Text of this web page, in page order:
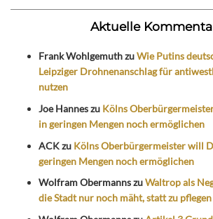
Aktuelle
Frank WohlgemuthzuWie Putins
Leipziger Drohnenanschlag für
nutzen
Joe Hanneszu Kölns
in geringen Mengen noch ermöglichen
ACKzu Kölns Oberbürgermeister will
geringen Mengen noch ermöglichen
Wolfram ObermannszuWaltrop als
die Stadt nur noch mäht, statt zu pflegen